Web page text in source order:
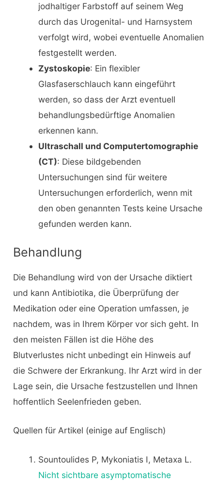
jodhaltiger Farbstoff auf seinem Weg
durch das Urogenital- und Harnsystem
verfolgt wird, wobei eventuelle Anomalien
festgestellt werden.
Zystoskopie: Ein flexibler
Glasfaserschlauch kann eingeführt
werden, so dass der Arzt eventuell
behandlungsbedürftige Anomalien
erkennen kann.
Ultraschall und Computertomographie
(CT): Diese bildgebenden
Untersuchungen sind für weitere
Untersuchungen erforderlich, wenn mit
den oben genannten Tests keine Ursache
gefunden werden kann.
Behandlung
Die Behandlung wird von der Ursache diktiert
und kann Antibiotika, die Überprüfung der
Medikation oder eine Operation umfassen, je
nachdem, was in Ihrem Körper vor sich geht. In
den meisten Fällen ist die Höhe des
Blutverlustes nicht unbedingt ein Hinweis auf
die Schwere der Erkrankung. Ihr Arzt wird in der
Lage sein, die Ursache festzustellen und Ihnen
hoffentlich Seelenfrieden geben.
Quellen für Artikel (einige auf Englisch)
Sountoulides P, Mykoniatis I, Metaxa L.
Nicht sichtbare asymptomatische